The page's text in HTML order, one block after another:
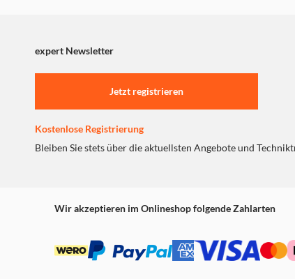
expert Newsletter
Jetzt registrieren
Kostenlose Registrierung
Bleiben Sie stets über die aktuellsten Angebote und
Wir akzeptieren im Onlineshop folgende Zahlarten